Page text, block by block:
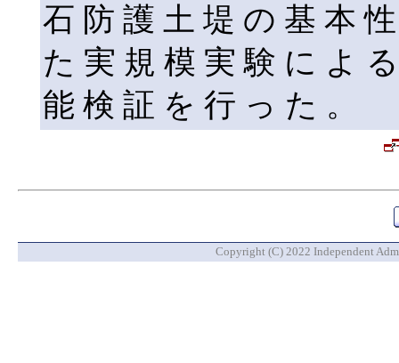
石 防 護 土 堤 の 基 本
た 実 規 模 実 験 に よ
能 検 証 を 行 っ た 。
Copyright (C) 2022 Independent